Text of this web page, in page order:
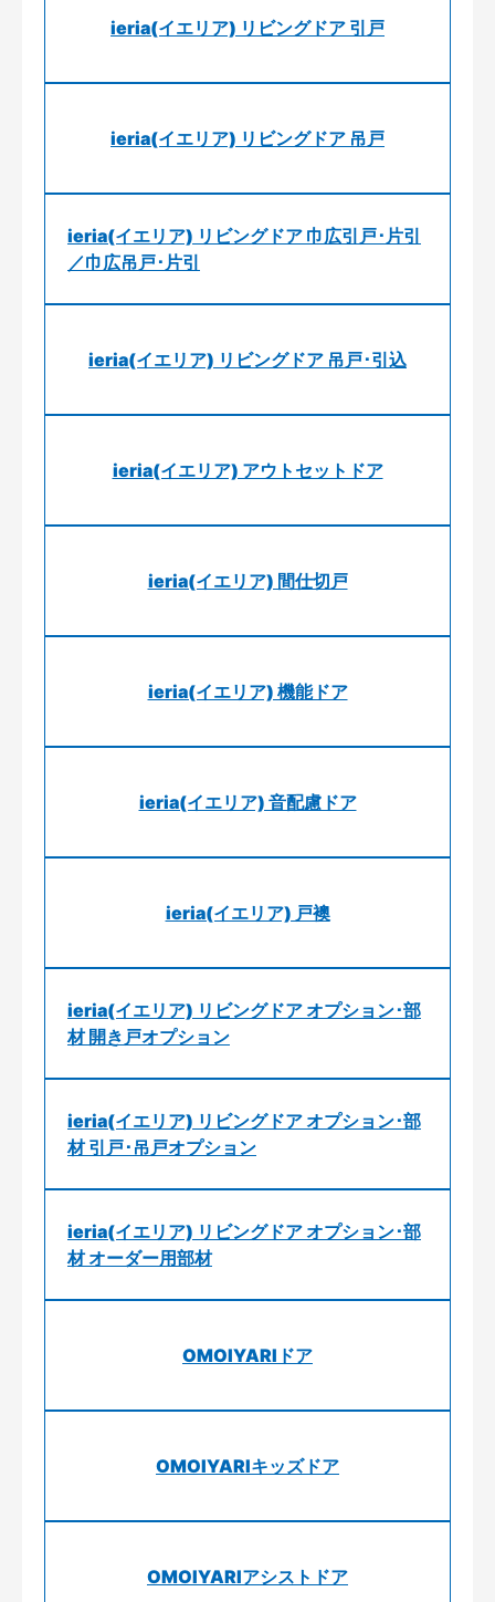
ieria(イエリア) リビングドア 引戸
ieria(イエリア) リビングドア 吊戸
ieria(イエリア) リビングドア 巾広引戸･片引
／巾広吊戸･片引
ieria(イエリア) リビングドア 吊戸･引込
ieria(イエリア) アウトセットドア
ieria(イエリア) 間仕切戸
ieria(イエリア) 機能ドア
ieria(イエリア) 音配慮ドア
ieria(イエリア) 戸襖
ieria(イエリア) リビングドア オプション･部
材 開き戸オプション
ieria(イエリア) リビングドア オプション･部
材 引戸･吊戸オプション
ieria(イエリア) リビングドア オプション･部
材 オーダー用部材
OMOIYARIドア
OMOIYARIキッズドア
OMOIYARIアシストドア